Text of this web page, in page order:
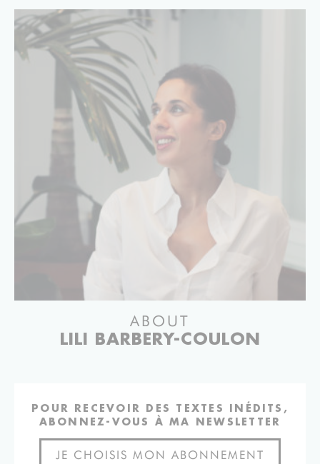
ABOUT
LILI BARBERY-COULON
POUR RECEVOIR DES TEXTES INÉDITS,
ABONNEZ-VOUS À MA NEWSLETTER
JE CHOISIS MON ABONNEMENT